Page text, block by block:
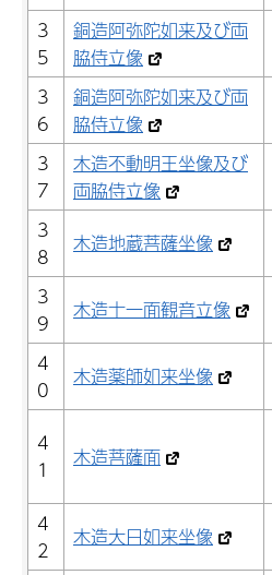
3
5
銅造阿弥陀如来及び両
脇侍立像
3
6
銅造阿弥陀如来及び両
脇侍立像
3
7
木造不動明王坐像及び
両脇侍立像
3
8
木造地蔵菩薩坐像
3
9
木造十一面観音立像
4
0
木造薬師如来坐像
4
1
木造菩薩面
4
2
木造大日如来坐像